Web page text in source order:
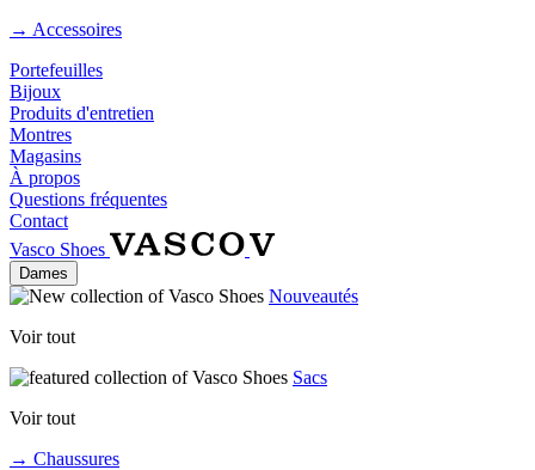
→ Accessoires
Portefeuilles
Bijoux
Produits d'entretien
Montres
Magasins
À propos
Questions fréquentes
Contact
Vasco Shoes
Dames
Nouveautés
Voir tout
Sacs
Voir tout
→ Chaussures